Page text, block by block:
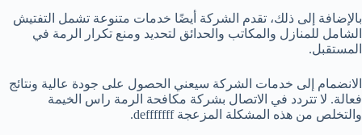
بالإضافة إلى ذلك، تقدم الشركة أيضًا خدمات متنوعة تشمل التفتيش
الشامل للمنازل والمكاتب والحدائق لتحديد ومنع تكرار الرمة في
المستقبل.
الانضمام إلى خدمات الشركة سيعني الحصول على جودة عالية ونتائج
فعالة. لا تتردد في الاتصال بشركة مكافحة الرمة راس الخيمة
والتخلص من هذه المشكلة المزعجة defffffff.